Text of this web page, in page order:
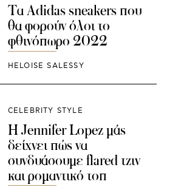
Τα Adidas sneakers που
θα φορούν όλοι το
φθινόπωρο 2022
HELOISE SALESSY
CELEBRITY STYLE
Η Jennifer Lopez μάς
δείχνει πώς να
συνδυάσουμε flared τζιν
και ρομαντικό τοπ